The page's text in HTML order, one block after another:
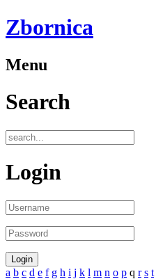
Zbornica
Menu
Search
Login
a b c d e f g h i j k l m n o p q r s t